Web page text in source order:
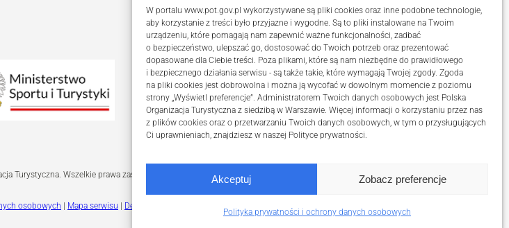
W portalu www.pot.gov.pl wykorzystywane są pliki cookies oraz inne podobne technologie,
aby korzystanie z treści było przyjazne i wygodne. Są to pliki instalowane na Twoim
urządzeniu, które pomagają nam zapewnić ważne funkcjonalności, zadbać
o bezpieczeństwo, ulepszać go, dostosować do Twoich potrzeb oraz prezentować
dopasowane dla Ciebie treści. Poza plikami, które są nam niezbędne do prawidłowego
i bezpiecznego działania serwisu - są także takie, które wymagają Twojej zgody. Zgoda
na pliki cookies jest dobrowolna i można ją wycofać w dowolnym momencie z poziomu
strony „Wyświetl preferencje”. Administratorem Twoich danych osobowych jest Polska
Organizacja Turystyczna z siedzibą w Warszawie. Więcej informacji o korzystaniu przez nas
z plików cookies oraz o przetwarzaniu Twoich danych osobowych, w tym o przysługujących
Ci uprawnieniach, znajdziesz w naszej Polityce prywatności.
Akceptuj Zobacz preferencje
Polityka prywatności i ochrony danych osobowych
Turystyczna. Wszelkie prawa zastrzeżone.
osobowych Mapa serwisu Deklaracja dostępności